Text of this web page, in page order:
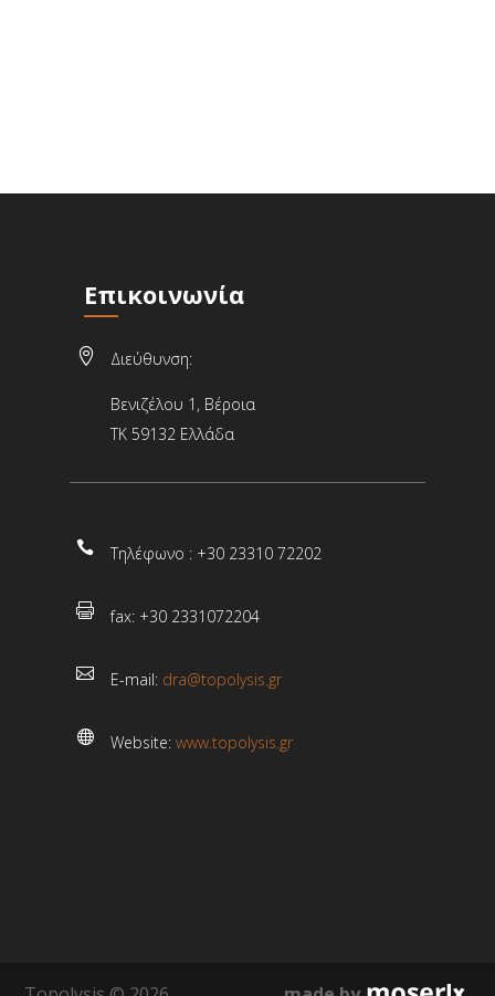

Επικοινωνία
Διεύθυνση:
Βενιζέλου 1, Βέροια
ΤΚ 59132 Ελλάδα
 Τηλέφωνο : +30 23310 72202
 fax: +30 2331072204
 E-mail: dra@topolysis.gr
 Website: www.topolysis.gr